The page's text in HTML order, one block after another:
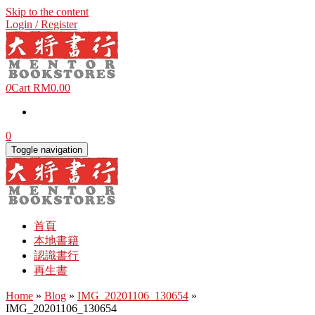
Skip to the content
Login / Register
0Cart RM0.00
0
Toggle navigation
首頁
本地書籍
認識書行
再生書
Home » Blog » IMG_20201106_130654 »
IMG_20201106_130654